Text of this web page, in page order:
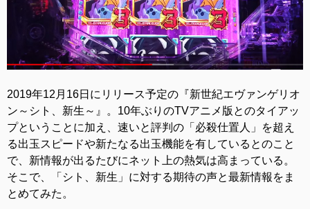
2019年12月16日にリリース予定の『新世紀エヴァンゲリオ
ン～シト、新生～』。10年ぶりのTVアニメ版とのタイアッ
プということに加え、速いと評判の「必殺仕置人」を超え
る出玉スピードや新たなる出玉機能を有しているとのこと
で、新情報が出るたびにネット上の熱気は高まっている。
そこで、「シト、新生」に対する期待の声と最新情報をま
とめてみた。